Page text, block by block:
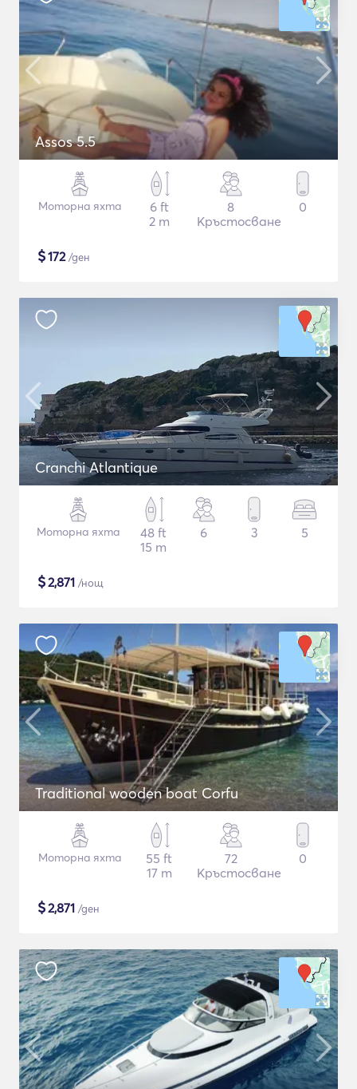
Assos 5.5
Моторна яхта
6 ft
2 m
8
Кръстосване
0
$172/ден
Cranchi Atlantique
Моторна яхта
48 ft
15 m
6 3 5
$2,871 /нощ
Traditional wooden boat Corfu
Моторна яхта
55 ft
17 m
72
Кръстосване
0
$2,871 /ден